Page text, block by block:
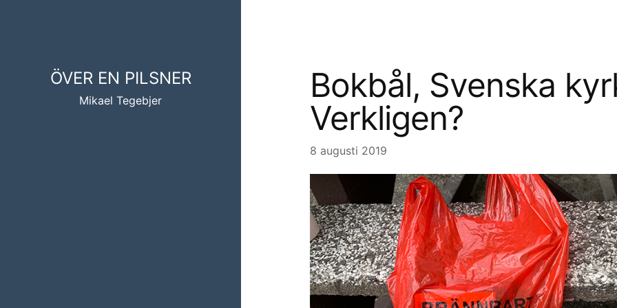
ÖVER EN PILSNER
Mikael Tegebjer
Bokbål, Svenska
Verkligen?
8 augusti 2019